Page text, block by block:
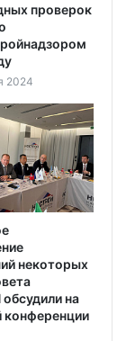
проверок
2024
некоторых
на
конференции